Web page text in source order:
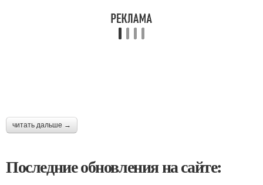
читать дальше →
Последние обновления на сайте: